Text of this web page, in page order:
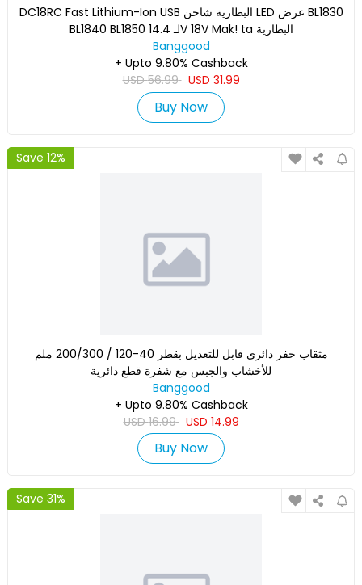
DC18RC Fast Lithium-Ion USB البطارية شاحن LED عرض BL1830
BL1840 BL1850 لـ 14.4V 18V Mak! ta البطارية
Banggood
+ Upto 9.80% Cashback
USD56.99 USD 31.99
Buy Now
Save 12%
مثقاب حفر دائري قابل للتعديل بقطر 40-120 / 200/300 ملم
للأخشاب والجبس مع شفرة قطع دائرية
Banggood
+ Upto 9.80% Cashback
USD16.99 USD 14.99
Buy Now
Save 31%